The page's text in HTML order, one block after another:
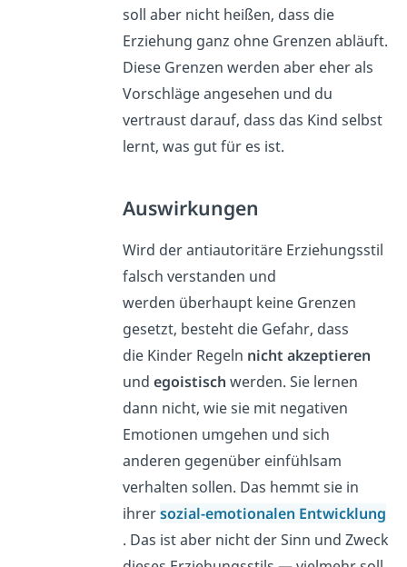
soll aber nicht heißen, dass die
Erziehung ganz ohne Grenzen abläuft.
Diese Grenzen werden aber eher als
Vorschläge angesehen und du
vertraust darauf, dass das Kind selbst
lernt, was gut für es ist.
Auswirkungen
Wird der antiautoritäre Erziehungsstil
falsch verstanden und
werden überhaupt keine Grenzen
gesetzt, besteht die Gefahr, dass
die Kinder Regeln nicht akzeptieren
und egoistisch werden. Sie lernen
dann nicht, wie sie mit negativen
Emotionen umgehen und sich
anderen gegenüber einfühlsam
verhalten sollen. Das hemmt sie in
ihrersozial-emotionalen Entwicklung
. Das ist aber nicht der Sinn und Zweck